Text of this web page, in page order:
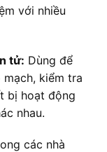
với nhiều
tử: Dùng để
kiểm tra
bị hoạt động
nhau.
các nhà